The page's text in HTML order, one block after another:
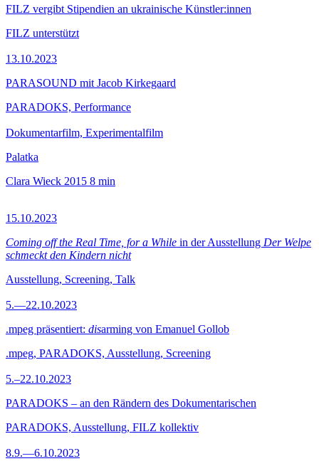
FILZ vergibt Stipendien an ukrainische Künstler:innen
FILZ unterstützt
13.10.2023
PARASOUND mit Jacob Kirkegaard
PARADOKS, Performance
Dokumentarfilm, Experimentalfilm
Palatka
Clara Wieck 2015 8 min
15.10.2023
Coming off the Real Time, for a While in der Ausstellung Der Welpe
schmeckt den Kindern nicht
Ausstellung, Screening, Talk
5.—22.10.2023
.mpeg präsentiert: disarming von Emanuel Gollob
.mpeg, PARADOKS, Ausstellung, Screening
5.–22.10.2023
PARADOKS – an den Rändern des Dokumentarischen
PARADOKS, Ausstellung, FILZ kollektiv
8.9.—6.10.2023